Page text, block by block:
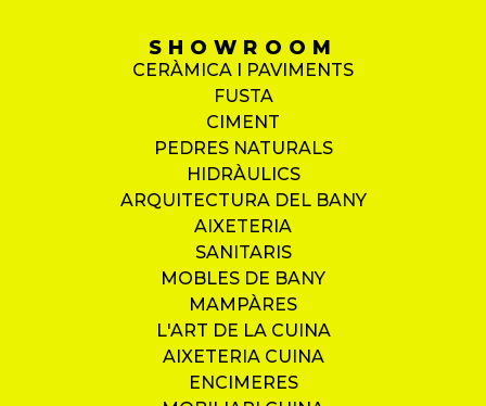
SHOWROOM
CERÀMICA I PAVIMENTS
FUSTA
CIMENT
PEDRES NATURALS
HIDRÀULICS
ARQUITECTURA DEL BANY
AIXETERIA
SANITARIS
MOBLES DE BANY
MAMPÀRES
L'ART DE LA CUINA
AIXETERIA CUINA
ENCIMERES